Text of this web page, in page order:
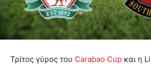
Τρίτος γύρος του Carabao Cup και η